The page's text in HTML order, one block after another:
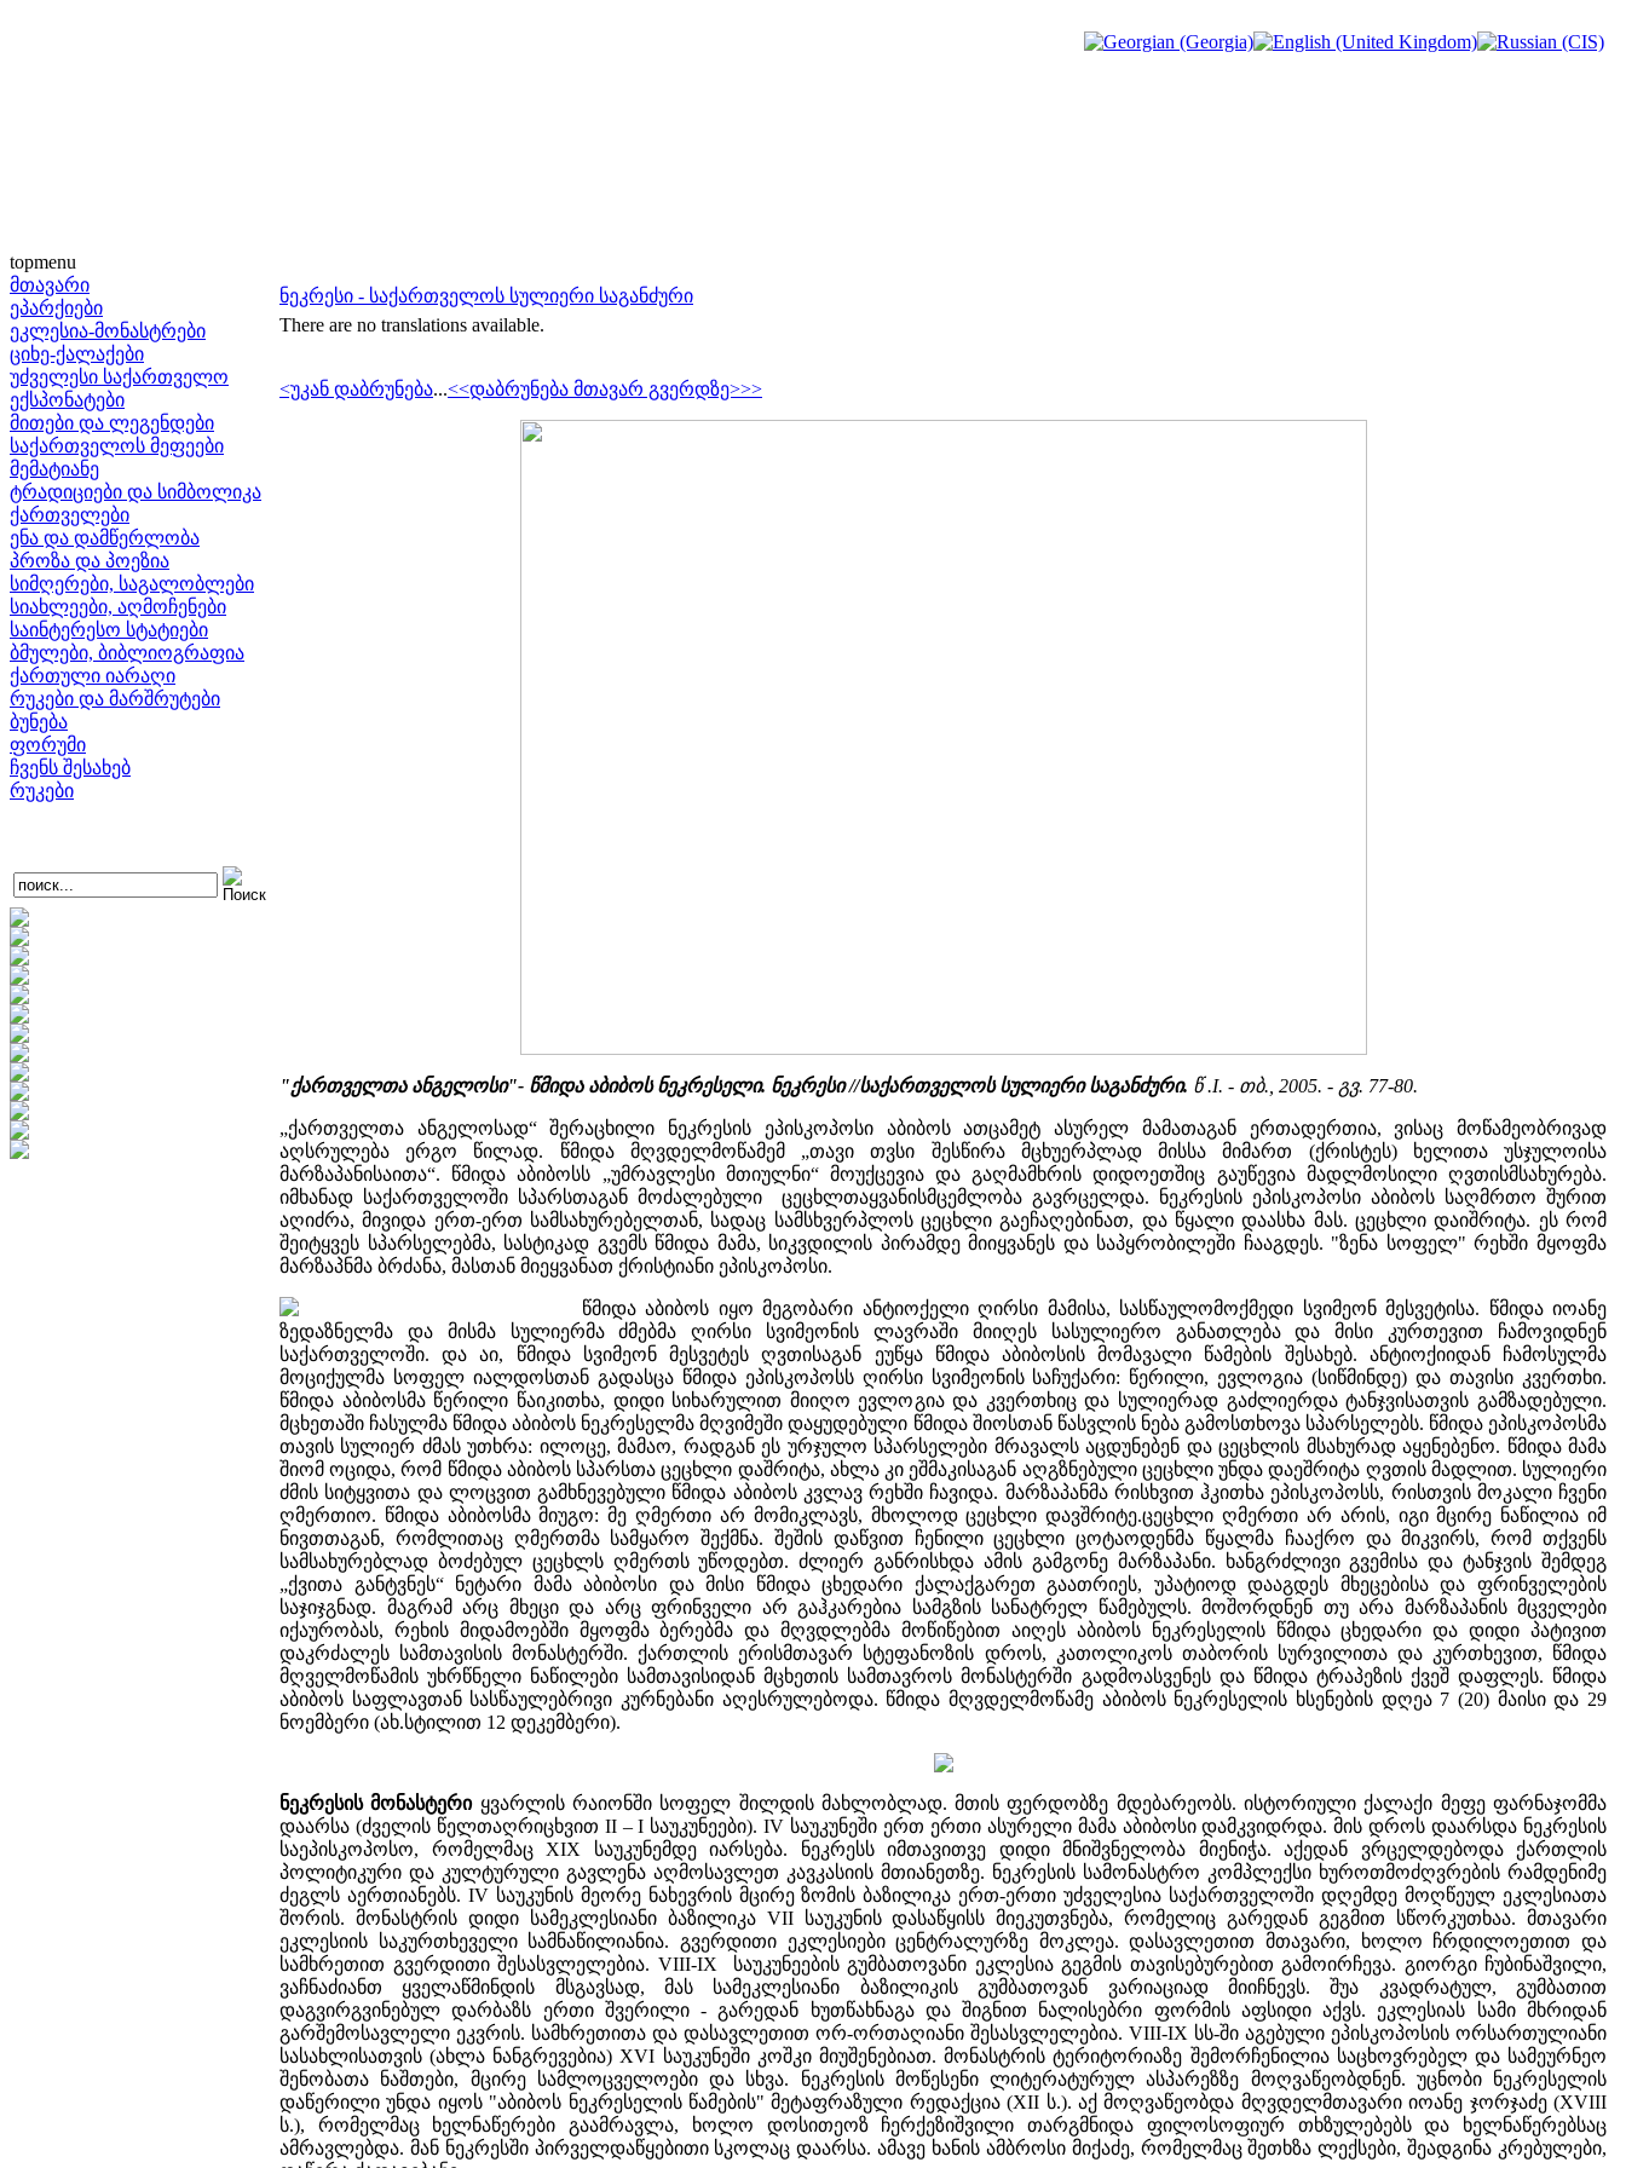
topmenu
მთავარი
ეპარქიები
ეკლესია-მონასტრები
ციხე-ქალაქები
უძველესი საქართველო
ექსპონატები
მითები და ლეგენდები
საქართველოს მეფეები
მემატიანე
ტრადიციები და სიმბოლიკა
ქართველები
ენა და დამწერლობა
პროზა და პოეზია
სიმღერები, საგალობლები
სიახლეები, აღმოჩენები
საინტერესო სტატიები
ბმულები, ბიბლიოგრაფია
ქართული იარაღი
რუკები და მარშრუტები
ბუნება
ფორუმი
ჩვენს შესახებ
რუკები
ნეკრესი - საქართველოს სულიერი საგანძური
There are no translations available.
<უკან დაბრუნება...<<დაბრუნება მთავარ გვერდზე>>>
"ქართველთა ანგელოსი"- წმიდა აბიბოს ნეკრესელი. ნეკრესი //საქართველოს სულიერი საგანძური. წ .I. - თბ., 2005. - გვ. 77-80.
„ქართველთა ანგელოსად“ შერაცხილი ნეკრესის ეპისკოპოსი აბიბოს ათცამეტ ასურელ მამათაგან ერთადერთია, ვისაც მოწამეობრივად
აღსრულება ერგო წილად. წმიდა მღვდელმოწამემ „თავი თვსი შესწირა მცხუერპლად მისსა მიმართ (ქრისტეს) ხელითა უსჯულოისა
მარზაპანისაითა“. წმიდა აბიბოსს „უმრავლესი მთიულნი“ მოუქცევია და გაღმამხრის დიდოეთშიც გაუწევია მადლმოსილი ღვთისმსახურება.
იმხანად საქართველოში სპარსთაგან მოძალებული ცეცხლთაყვანისმცემლობა გავრცელდა. ნეკრესის ეპისკოპოსი აბიბოს საღმრთო შურით
აღიძრა, მივიდა ერთ-ერთ სამსახურებელთან, სადაც სამსხვერპლოს ცეცხლი გაეჩაღებინათ, და წყალი დაასხა მას. ცეცხლი დაიშრიტა. ეს რომ
შეიტყვეს სპარსელებმა, სასტიკად გვემს წმიდა მამა, სიკვდილის პირამდე მიიყვანეს და საპყრობილეში ჩააგდეს. "ზენა სოფელ" რეხში მყოფმა
მარზაპნმა ბრძანა, მასთან მიეყვანათ ქრისტიანი ეპისკოპოსი.
წმიდა აბიბოს იყო მეგობარი ანტიოქელი ღირსი მამისა, სასწაულომოქმედი სვიმეონ მესვეტისა. წმიდა იოანე
ზედაზნელმა და მისმა სულიერმა ძმებმა ღირსი სვიმეონის ლავრაში მიიღეს სასულიერო განათლება და მისი კურთევით ჩამოვიდნენ
საქართველოში. და აი, წმიდა სვიმეონ მესვეტეს ღვთისაგან ეუწყა წმიდა აბიბოსის მომავალი წამების შესახებ. ანტიოქიიდან ჩამოსულმა
მოციქულმა სოფელ იალდოსთან გადასცა წმიდა ეპისკოპოსს ღირსი სვიმეონის საჩუქარი: წერილი, ევლოგია (სიწმინდე) და თავისი კვერთხი.
წმიდა აბიბოსმა წერილი წაიკითხა, დიდი სიხარულით მიიღო ევლოგია და კვერთხიც და სულიერად გაძლიერდა ტანჯვისათვის გამზადებული.
მცხეთაში ჩასულმა წმიდა აბიბოს ნეკრესელმა მღვიმეში დაყუდებული წმიდა შიოსთან წასვლის ნება გამოსთხოვა სპარსელებს. წმიდა ეპისკოპოსმა
თავის სულიერ ძმას უთხრა: ილოცე, მამაო, რადგან ეს ურჯულო სპარსელები მრავალს აცდუნებენ და ცეცხლის მსახურად აყენებენო. წმიდა მამა
შიომ ოციდა, რომ წმიდა აბიბოს სპარსთა ცეცხლი დაშრიტა, ახლა კი ეშმაკისაგან აღგზნებული ცეცხლი უნდა დაეშრიტა ღვთის მადლით. სულიერი
ძმის სიტყვითა და ლოცვით გამხნევებული წმიდა აბიბოს კვლავ რეხში ჩავიდა. მარზაპანმა რისხვით ჰკითხა ეპისკოპოსს, რისთვის მოკალი ჩვენი
ღმერთიო. წმიდა აბიბოსმა მიუგო: მე ღმერთი არ მომიკლავს, მხოლოდ ცეცხლი დავშრიტე.ცეცხლი ღმერთი არ არის, იგი მცირე ნაწილია იმ
ნივთთაგან, რომლითაც ღმერთმა სამყარო შექმნა. შეშის დაწვით ჩენილი ცეცხლი ცოტაოდენმა წყალმა ჩააქრო და მიკვირს, რომ თქვენს
სამსახურებლად ბოძებულ ცეცხლს ღმერთს უწოდებთ. ძლიერ განრისხდა ამის გამგონე მარზაპანი. ხანგრძლივი გვემისა და ტანჯვის შემდეგ
„ქვითა განტვნეს“ ნეტარი მამა აბიბოსი და მისი წმიდა ცხედარი ქალაქგარეთ გაათრიეს, უპატიოდ დააგდეს მხეცებისა და ფრინველების
საჯიჯგნად. მაგრამ არც მხეცი და არც ფრინველი არ გაჰკარებია სამგზის სანატრელ წამებულს. მოშორდნენ თუ არა მარზაპანის მცველები
იქაურობას, რეხის მიდამოებში მყოფმა ბერებმა და მღვდლებმა მოწიწებით აიღეს აბიბოს ნეკრესელის წმიდა ცხედარი და დიდი პატივით
დაკრძალეს სამთავისის მონასტერში. ქართლის ერისმთავარ სტეფანოზის დროს, კათოლიკოს თაბორის სურვილითა და კურთხევით, წმიდა
მღველმოწამის უხრწნელი ნაწილები სამთავისიდან მცხეთის სამთავროს მონასტერში გადმოასვენეს და წმიდა ტრაპეზის ქვეშ დაფლეს. წმიდა
აბიბოს საფლავთან სასწაულებრივი კურნებანი აღესრულებოდა. წმიდა მღვდელმოწამე აბიბოს ნეკრესელის ხსენების დღეა 7 (20) მაისი და 29
ნოემბერი (ახ.სტილით 12 დეკემბერი).
ნეკრესის მონასტერიყვარლის რაიონში სოფელ შილდის მახლობლად. მთის ფერდობზე მდებარეობს. ისტორიული ქალაქი მეფე ფარნაჯომმა
დაარსა (ძველის წელთაღრიცხვით II – I საუკუნეები). IV საუკუნეში ერთ ერთი ასურელი მამა აბიბოსი დამკვიდრდა. მის დროს დაარსდა ნეკრესის
საეპისკოპოსო, რომელმაც XIX საუკუნემდე იარსება. ნეკრესს იმთავითვე დიდი მნიშვნელობა მიენიჭა. აქედან ვრცელდებოდა ქართლის
პოლიტიკური და კულტურული გავლენა აღმოსავლეთ კავკასიის მთიანეთზე. ნეკრესის სამონასტრო კომპლექსი ხუროთმოძღვრების რამდენიმე
ძეგლს აერთიანებს. IV საუკუნის მეორე ნახევრის მცირე ზომის ბაზილიკა ერთ-ერთი უძველესია საქართველოში დღემდე მოღწეულ ეკლესიათა
შორის. მონასტრის დიდი სამეკლესიანი ბაზილიკა VII საუკუნის დასაწყისს მიეკუთვნება, რომელიც გარედან გეგმით სწორკუთხაა. მთავარი
ეკლესიის საკურთხეველი სამნაწილიანია. გვერდითი ეკლესიები ცენტრალურზე მოკლეა. დასავლეთით მთავარი, ხოლო ჩრდილოეთით და
სამხრეთით გვერდითი შესასვლელებია. VIII-IX საუკუნეების გუმბათოვანი ეკლესია გეგმის თავისებურებით გამოირჩევა. გიორგი ჩუბინაშვილი,
ვაჩნაძიანთ ყველაწმინდის მსგავსად, მას სამეკლესიანი ბაზილიკის გუმბათოვან ვარიაციად მიიჩნევს. შუა კვადრატულ, გუმბათით
დაგვირგვინებულ დარბაზს ერთი შვერილი - გარედან ხუთწახნაგა და შიგნით ნალისებრი ფორმის აფსიდი აქვს. ეკლესიას სამი მხრიდან
გარშემოსავლელი ეკვრის. სამხრეთითა და დასავლეთით ორ-ორთაღიანი შესასვლელებია. VIII-IX სს-ში აგებული ეპისკოპოსის ორსართულიანი
სასახლისათვის (ახლა ნანგრევებია) XVI საუკუნეში კოშკი მიუშენებიათ. მონასტრის ტერიტორიაზე შემორჩენილია საცხოვრებელ და სამეურნეო
შენობათა ნაშთები, მცირე სამლოცველოები და სხვა. ნეკრესის მოწესენი ლიტერატურულ ასპარეზზე მოღვაწეობდნენ. უცნობი ნეკრესელის
დაწერილი უნდა იყოს "აბიბოს ნეკრესელის წამების" მეტაფრაზული რედაქცია (XII ს.). აქ მოღვაწეობდა მღვდელმთავარი იოანე ჯორჯაძე (XVIII
ს.), რომელმაც ხელნაწერები გაამრავლა, ხოლო დოსითეოზ ჩერქეზიშვილი თარგმნიდა ფილოსოფიურ თხზულებებს და ხელნაწერებსაც
ამრავლებდა. მან ნეკრესში პირველდაწყებითი სკოლაც დაარსა. ამავე ხანის ამბროსი მიქაძე, რომელმაც შეთხზა ლექსები, შეადგინა კრებულები,